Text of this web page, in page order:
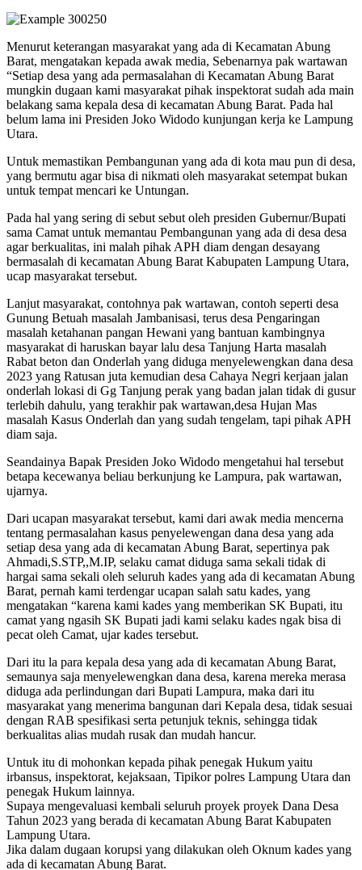
Menurut keterangan masyarakat yang ada di Kecamatan Abung
Barat, mengatakan kepada awak media, Sebenarnya pak wartawan
“Setiap desa yang ada permasalahan di Kecamatan Abung Barat
mungkin dugaan kami masyarakat pihak inspektorat sudah ada main
belakang sama kepala desa di kecamatan Abung Barat. Pada hal
belum lama ini Presiden Joko Widodo kunjungan kerja ke Lampung
Utara.
Untuk memastikan Pembangunan yang ada di kota mau pun di desa,
yang bermutu agar bisa di nikmati oleh masyarakat setempat bukan
untuk tempat mencari ke Untungan.
Pada hal yang sering di sebut sebut oleh presiden Gubernur/Bupati
sama Camat untuk memantau Pembangunan yang ada di desa desa
agar berkualitas, ini malah pihak APH diam dengan desayang
bermasalah di kecamatan Abung Barat Kabupaten Lampung Utara,
ucap masyarakat tersebut.
Lanjut masyarakat, contohnya pak wartawan, contoh seperti desa
Gunung Betuah masalah Jambanisasi, terus desa Pengaringan
masalah ketahanan pangan Hewani yang bantuan kambingnya
masyarakat di haruskan bayar lalu desa Tanjung Harta masalah
Rabat beton dan Onderlah yang diduga menyelewengkan dana desa
2023 yang Ratusan juta kemudian desa Cahaya Negri kerjaan jalan
onderlah lokasi di Gg Tanjung perak yang badan jalan tidak di gusur
terlebih dahulu, yang terakhir pak wartawan,desa Hujan Mas
masalah Kasus Onderlah dan yang sudah tengelam, tapi pihak APH
diam saja.
Seandainya Bapak Presiden Joko Widodo mengetahui hal tersebut
betapa kecewanya beliau berkunjung ke Lampura, pak wartawan,
ujarnya.
Dari ucapan masyarakat tersebut, kami dari awak media mencerna
tentang permasalahan kasus penyelewengan dana desa yang ada
setiap desa yang ada di kecamatan Abung Barat, sepertinya pak
Ahmadi,S.STP,,M.IP, selaku camat diduga sama sekali tidak di
hargai sama sekali oleh seluruh kades yang ada di kecamatan Abung
Barat, pernah kami terdengar ucapan salah satu kades, yang
mengatakan “karena kami kades yang memberikan SK Bupati, itu
camat yang ngasih SK Bupati jadi kami selaku kades ngak bisa di
pecat oleh Camat, ujar kades tersebut.
Dari itu la para kepala desa yang ada di kecamatan Abung Barat,
semaunya saja menyelewengkan dana desa, karena mereka merasa
diduga ada perlindungan dari Bupati Lampura, maka dari itu
masyarakat yang menerima bangunan dari Kepala desa, tidak sesuai
dengan RAB spesifikasi serta petunjuk teknis, sehingga tidak
berkualitas alias mudah rusak dan mudah hancur.
Untuk itu di mohonkan kepada pihak penegak Hukum yaitu
irbansus, inspektorat, kejaksaan, Tipikor polres Lampung Utara dan
penegak Hukum lainnya.
Supaya mengevaluasi kembali seluruh proyek proyek Dana Desa
Tahun 2023 yang berada di kecamatan Abung Barat Kabupaten
Lampung Utara.
Jika dalam dugaan korupsi yang dilakukan oleh Oknum kades yang
ada di kecamatan Abung Barat.